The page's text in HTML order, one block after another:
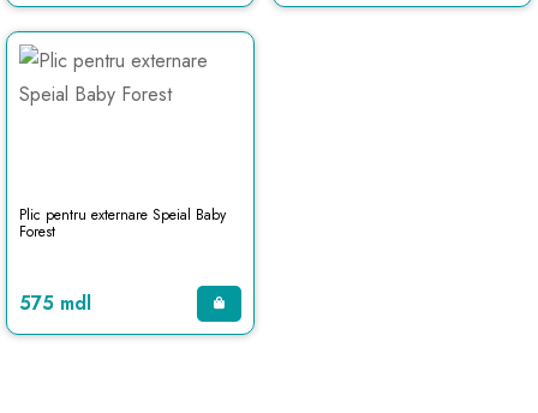
Plic pentru externare Speial Baby
Forest
575 mdl